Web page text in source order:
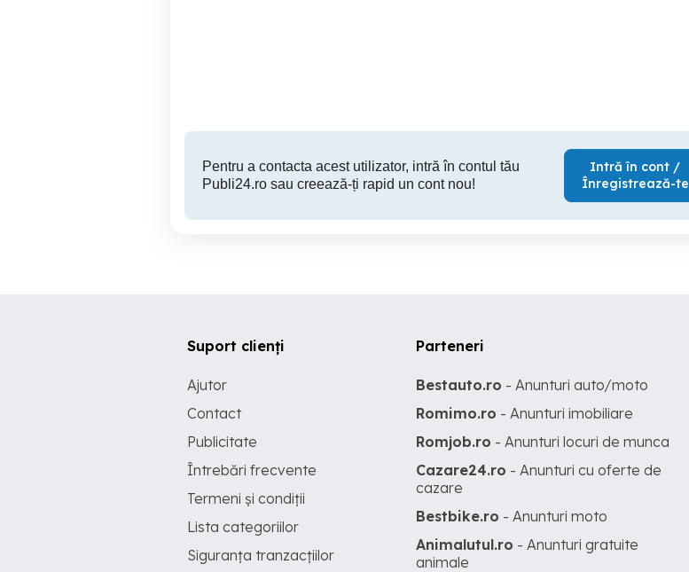
Pentru a contacta acest utilizator, intră în contul tău
Publi24.ro sau creează-ți rapid un cont nou!
Intră în cont /
Înregistrează-te
Suport clienți
Ajutor
Contact
Publicitate
Întrebări frecvente
Termeni și condiții
Lista categoriilor
Siguranța tranzacțiilor
Parteneri
Bestauto.ro - Anunturi auto/moto
Romimo.ro - Anunturi imobiliare
Romjob.ro - Anunturi locuri de munca
Cazare24.ro - Anunturi cu oferte de
cazare
Bestbike.ro - Anunturi moto
Animalutul.ro - Anunturi gratuite
animale